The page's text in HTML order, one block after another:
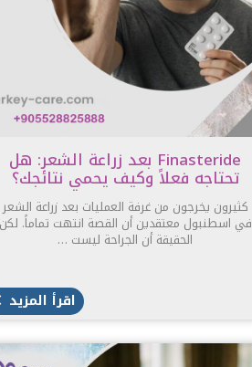
Finasteride بعد زراعة الشعر: هل
تحتاجه فعلاً وكيف يحمي نتائجك؟
كثيرون يخرجون من غرفة العمليات بعد زراعة الشعر
في اسطنبول معتقدين أن القصة انتهت تماماً. لكن
الحقيقة أن الجراحة ليست …
اقرأ المزيد